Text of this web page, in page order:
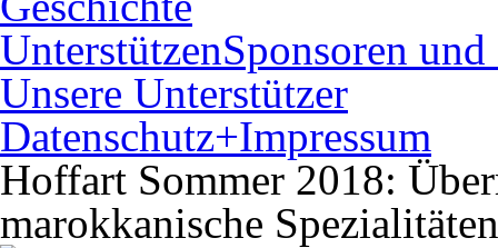
UnterstützenSponsoren
Unsere Unterstützer
Datenschutz+Impressum
Hoffart Sommer 2018:
marokkanische Spezialitäten